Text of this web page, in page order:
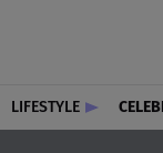
LIFESTYLE